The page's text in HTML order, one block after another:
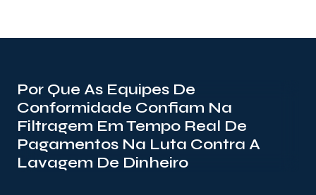
Por Que As Equipes De
Conformidade Confiam Na
Filtragem Em Tempo Real De
Pagamentos Na Luta Contra A
Lavagem De Dinheiro